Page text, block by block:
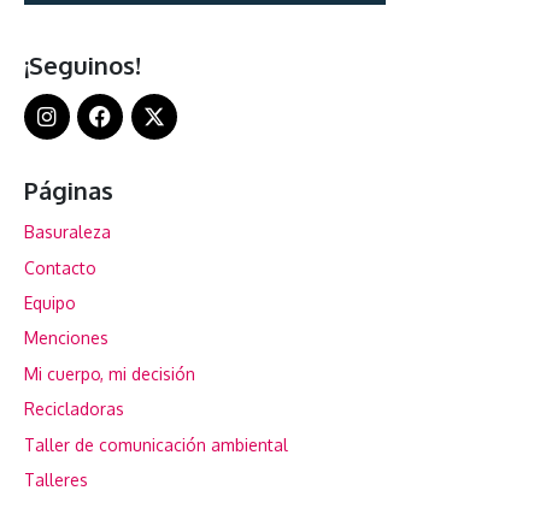
¡Seguinos!
Páginas
Basuraleza
Contacto
Equipo
Menciones
Mi cuerpo, mi decisión
Recicladoras
Taller de comunicación ambiental
Talleres